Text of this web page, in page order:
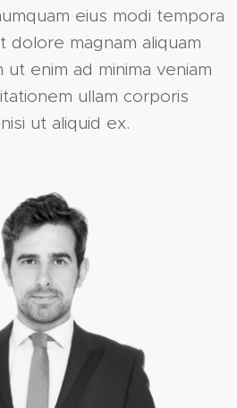
eius modi tempora
dolore magnam aliquam
enim ad minima veniam
ullam corporis
ut aliquid ex.